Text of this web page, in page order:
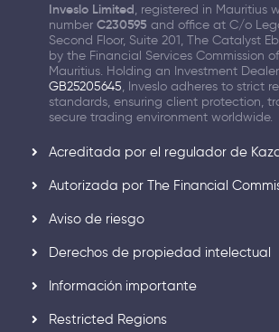
Inveslo Limited, registered in Mauritius
number C230595 and office at C/o
Second Floor, Suite 201, The Catalyst
by the Financial Services Commission
Mauritius. Holding an Investment
GB25205645, Inveslo adheres to strict
standards, ensuring client protection,
secure trading environment worldwide.
Acreditada por el regulador de
Autorizada por The Financial
Aviso de riesgo
Derechos de propiedad intelectual
Información importante
Restricted Regions